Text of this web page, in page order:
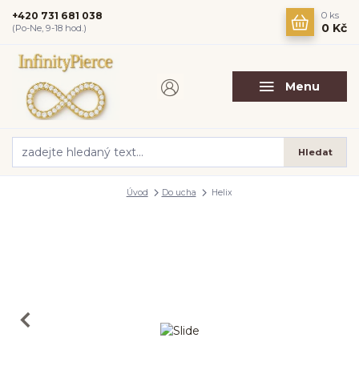
Menu
Hledat
+420 731 681 038
(Po-Ne, 9-18 hod.)
0 ks
0 Kč
Úvod Do ucha Helix